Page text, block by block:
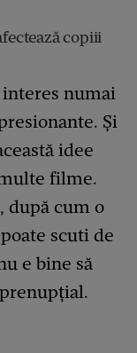
copiii
interes numai
Și
idee
filme.
după cum o
scuti de
e bine să